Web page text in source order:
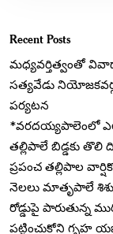
Recent Posts
మధ్యవర్తిత్వంతో
సత్యవేడు
పర్యటన
*వరదయ్యపాలెంలో
తల్లిపాలే బిడ్డకు తొలి
ప్రపంచ తల్లిపాల
నెలలు మాతృపాలే
రోడ్డుపై పారుతున్న
పట్టించుకోని గృహ